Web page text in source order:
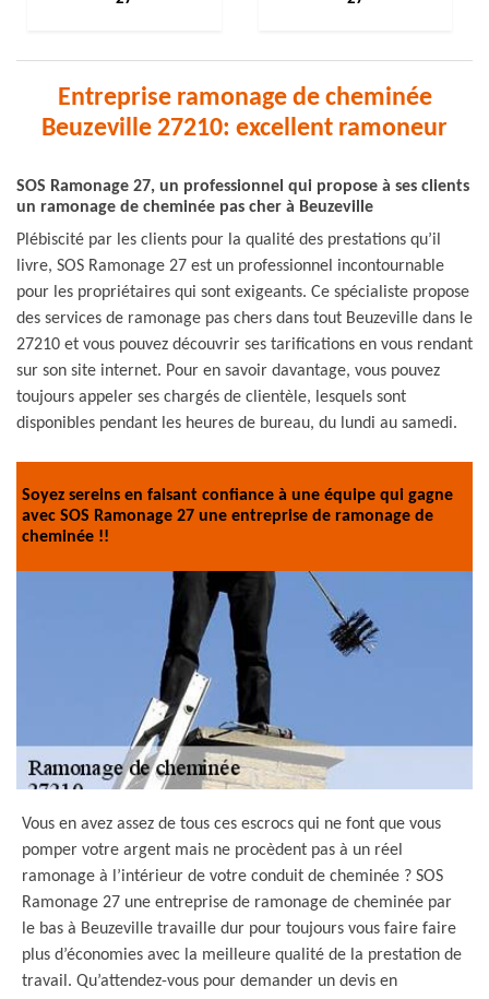
Entreprise ramonage de cheminée
Beuzeville 27210: excellent ramoneur
SOS Ramonage 27, un professionnel qui propose à ses clients
un ramonage de cheminée pas cher à Beuzeville
Plébiscité par les clients pour la qualité des prestations qu’il
livre, SOS Ramonage 27 est un professionnel incontournable
pour les propriétaires qui sont exigeants. Ce spécialiste propose
des services de ramonage pas chers dans tout Beuzeville dans le
27210 et vous pouvez découvrir ses tarifications en vous rendant
sur son site internet. Pour en savoir davantage, vous pouvez
toujours appeler ses chargés de clientèle, lesquels sont
disponibles pendant les heures de bureau, du lundi au samedi.
Soyez sereins en faisant confiance à une équipe qui gagne
avec SOS Ramonage 27 une entreprise de ramonage de
cheminée !!
Vous en avez assez de tous ces escrocs qui ne font que vous
pomper votre argent mais ne procèdent pas à un réel
ramonage à l’intérieur de votre conduit de cheminée ? SOS
Ramonage 27 une entreprise de ramonage de cheminée par
le bas à Beuzeville travaille dur pour toujours vous faire faire
plus d’économies avec la meilleure qualité de la prestation de
travail. Qu’attendez-vous pour demander un devis en